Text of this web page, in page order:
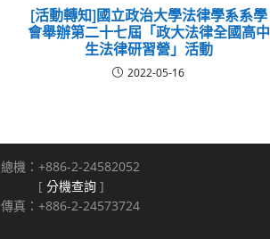
[活動轉知]國立政治大學法律學系系學
會舉辦第二十七屆「政大法律全國高中
生法律研習營」活動
2022-05-16
總機：+886-2-24582052
[ 分機查詢 ]
傳真：+886-2-24573724